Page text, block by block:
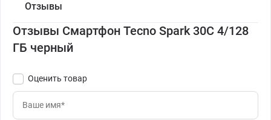
Отзывы
Отзывы Смартфон Tecno Spark 30C 4/128
ГБ черный
Оценить товар